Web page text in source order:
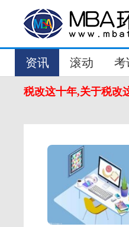
资讯 滚动 考
税改这十年,关于税改